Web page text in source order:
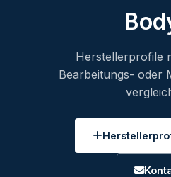
Herstellerprofile
Bearbeitungs- oder